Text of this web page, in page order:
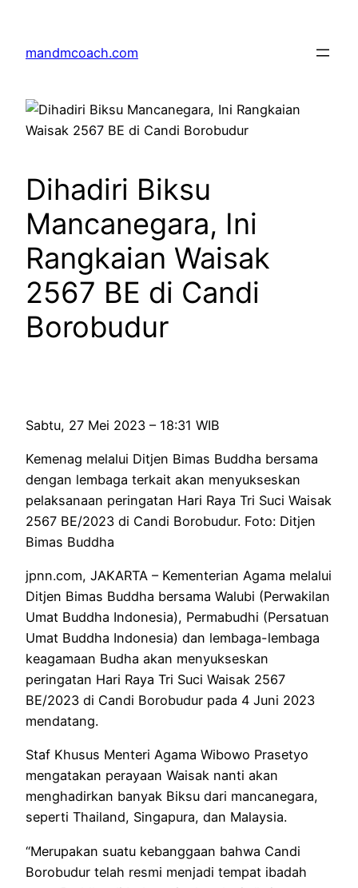
content
mandmcoach.com
Dihadiri Biksu
Mancanegara, Ini
Rangkaian Waisak
2567 BE di Candi
Borobudur
Sabtu, 27 Mei 2023 – 18:31 WIB
Kemenag melalui Ditjen Bimas Buddha bersama
dengan lembaga terkait akan menyukseskan
pelaksanaan peringatan Hari Raya Tri Suci Waisak
2567 BE/2023 di Candi Borobudur. Foto: Ditjen
Bimas Buddha
jpnn.com, JAKARTA – Kementerian Agama melalui
Ditjen Bimas Buddha bersama Walubi (Perwakilan
Umat Buddha Indonesia), Permabudhi (Persatuan
Umat Buddha Indonesia) dan lembaga-lembaga
keagamaan Budha akan menyukseskan
peringatan Hari Raya Tri Suci Waisak 2567
BE/2023 di Candi Borobudur pada 4 Juni 2023
mendatang.
Staf Khusus Menteri Agama Wibowo Prasetyo
mengatakan perayaan Waisak nanti akan
menghadirkan banyak Biksu dari mancanegara,
seperti Thailand, Singapura, dan Malaysia.
“Merupakan suatu kebanggaan bahwa Candi
Borobudur telah resmi menjadi tempat ibadah